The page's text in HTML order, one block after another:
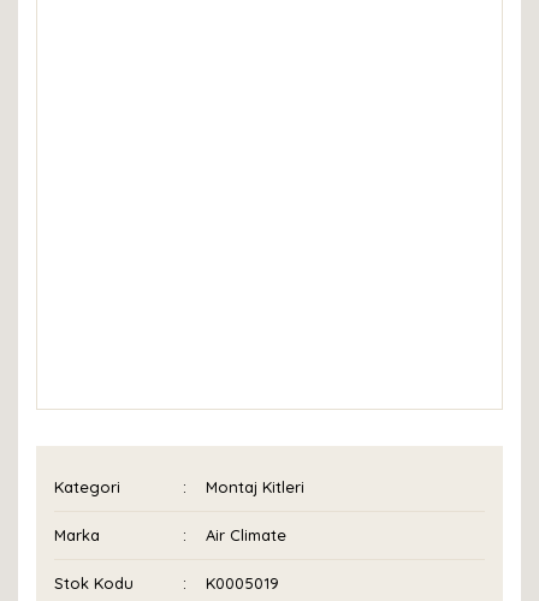
Kategori Montaj Kitleri
Marka Air Climate
Stok Kodu K0005019